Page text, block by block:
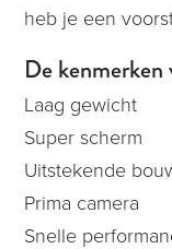
heb je een
De kenmerken
Laag gewicht
Super scherm
Uitstekende
Prima camera
Snelle